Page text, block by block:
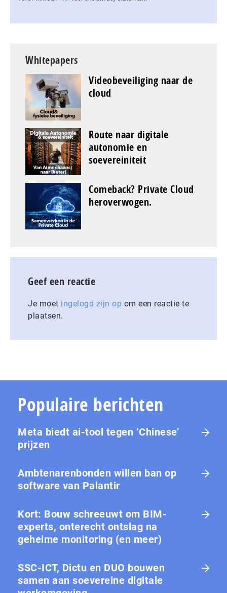
Whitepapers
Videobeveiliging naar de
cloud
Route naar digitale
autonomie en
soevereiniteit
Comeback? Private Cloud
heroverwogen.
Geef een reactie
Je moet ingelogd zijn op om een reactie te
plaatsen.
Populaire berichten
Meta biedt ai-tool tegen ‘Chinese’
prijzen
Ambtenarenbonden willen ban op
software van Palantir
Kort: Bouw schreeuwt om BIM-
experts, onterecht ontslag na
geheime monitoring (en meer)
SSC-ICT, Dictu en DUO bouwen
samen aan soevereine digitale